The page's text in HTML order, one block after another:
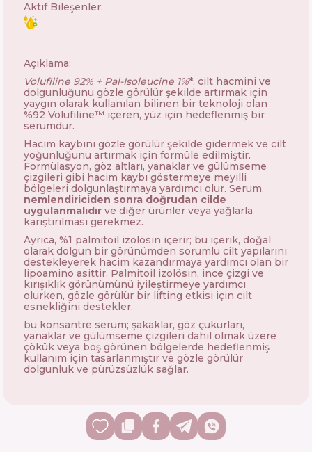
Aktif Bileşenler:
Açıklama:
Volufiline 92% + Pal-Isoleucine 1%*, cilt hacmini ve
dolgunluğunu gözle görülür şekilde artırmak için
yaygın olarak kullanılan bilinen bir teknoloji olan
%92 Volufiline™ içeren, yüz için hedeflenmiş bir
serumdur.
Hacim kaybını gözle görülür şekilde gidermek ve cilt
yoğunluğunu artırmak için formüle edilmiştir.
Formülasyon, göz altları, yanaklar ve gülümseme
çizgileri gibi hacim kaybı göstermeye meyilli
bölgeleri dolgunlaştırmaya yardımcı olur. Serum,
nemlendiriciden sonra doğrudan cilde
uygulanmalıdır ve diğer ürünler veya yağlarla
karıştırılması gerekmez.
Ayrıca, %1 palmitoil izolösin içerir; bu içerik, doğal
olarak dolgun bir görünümden sorumlu cilt yapılarını
destekleyerek hacim kazandırmaya yardımcı olan bir
lipoamino asittir. Palmitoil izolösin, ince çizgi ve
kırışıklık görünümünü iyileştirmeye yardımcı
olurken, gözle görülür bir lifting etkisi için cilt
esnekliğini destekler.
bu konsantre serum; şakaklar, göz çukurları,
yanaklar ve gülümseme çizgileri dahil olmak üzere
çökük veya boş görünen bölgelerde hedeflenmiş
kullanım için tasarlanmıştır ve gözle görülür
dolgunluk ve pürüzsüzlük sağlar.